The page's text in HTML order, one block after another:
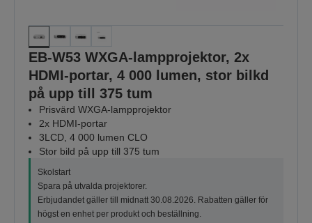
EB-W53 WXGA-lampprojektor, 2x
HDMI-portar, 4 000 lumen, stor bilkd
på upp till 375 tum
Prisvärd WXGA-lampprojektor
2x HDMI-portar
3LCD, 4 000 lumen CLO
Stor bild på upp till 375 tum
Skolstart
Spara på utvalda projektorer.
Erbjudandet gäller till midnatt 30.08.2026. Rabatten gäller för
högst en enhet per produkt och beställning.